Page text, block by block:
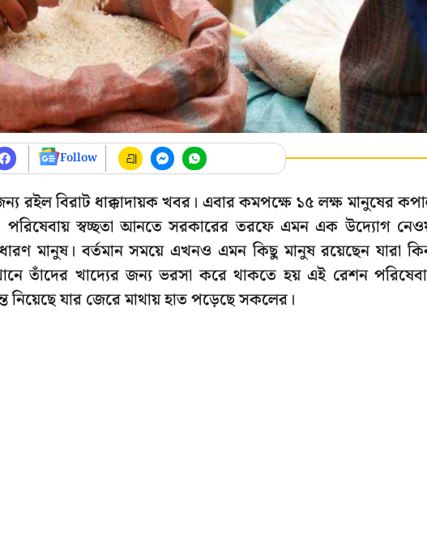
Follow
রইল বিরাট ধাক্কাদায়ক খবর। এবার কমপক্ষে ১৫ লক্ষ মানুষের
স্বচ্ছতা আনতে সরকারের তরফে এমন এক উদ্যোগ
মানুষ। বর্তমান সময়ে এখনও এমন কিছু মানুষ রয়েছেন যারা
তাঁদের খাদ্যের জন্য ভরসা করে থাকতে হয় এই রেশন
নিয়েছে যার জেরে মাথায় হাত পড়েছে সকলের।